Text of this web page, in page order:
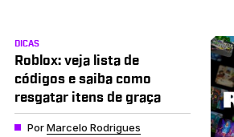
DICAS
Roblox: veja lista de
códigos e saiba como
resgatar itens de graça
PorMarcelo Rodrigues